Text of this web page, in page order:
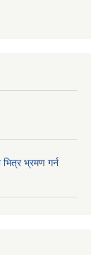
भ्रमण गर्न